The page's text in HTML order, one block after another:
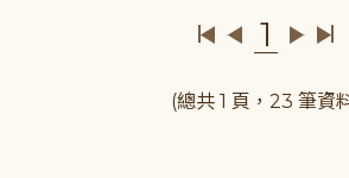
1
(總共 1 頁，23 筆資